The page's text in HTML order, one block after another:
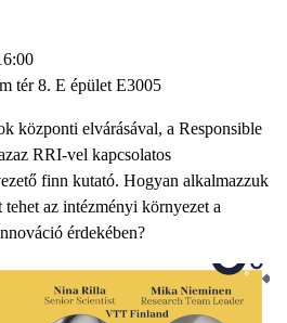
tér 8. E épület E3005
központi elvárásával, a Responsible
RRI-vel kapcsolatos
finn kutató. Hogyan alkalmazzuk
az intézményi környezet a
érdekében?